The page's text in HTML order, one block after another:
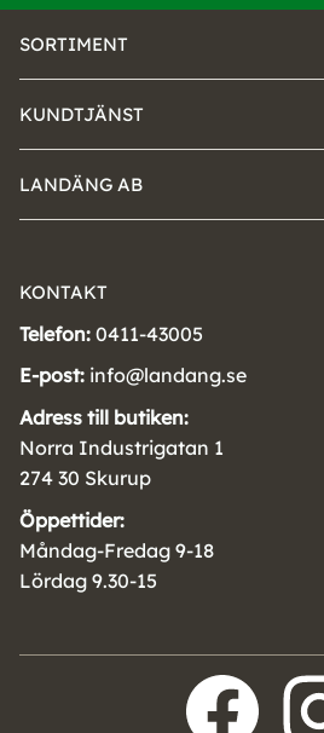
SORTIMENT
KUNDTJÄNST
LANDÄNG AB
KONTAKT
Telefon: 0411-43005
E-post: info@landang.se
Adress till butiken:
Norra Industrigatan 1
274 30 Skurup
Öppettider:
Måndag-Fredag 9-18
Lördag 9.30-15